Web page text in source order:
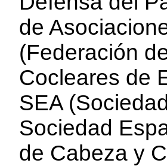
de
(Federación
Cocleares de
SEA
Sociedad
de Cabeza y